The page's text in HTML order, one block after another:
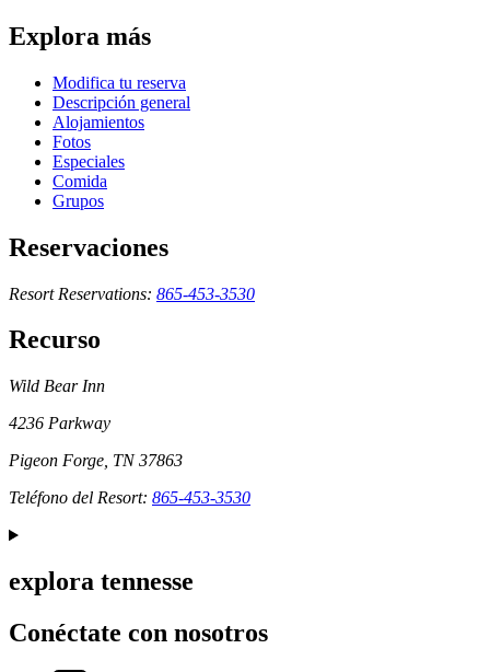
Explora más
Modifica tu reserva
Descripción general
Alojamientos
Fotos
Especiales
Comida
Grupos
Reservaciones
Resort Reservations: 865-453-3530
Recurso
Wild Bear Inn
4236 Parkway
Pigeon Forge, TN 37863
Teléfono del Resort: 865-453-3530
explora tennesse
Conéctate con nosotros